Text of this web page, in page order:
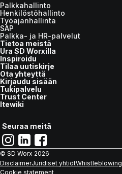
Palkkahallinto
Henkilöstöhallinto
Työajanhallinta
SAP
Palkka- ja HR-palvelut
Tietoa meistä
Ura SD Worxilla
Inspiroidu
Tilaa uutiskirje
Ota yhteyttä
Kirjaudu sisään
Tukipalvelu
Trust Center
Itewiki
Seuraa meitä
© SD Worx 2026
DisclaimerJuridiset yhtiötWhistleblowing
Cookie statement